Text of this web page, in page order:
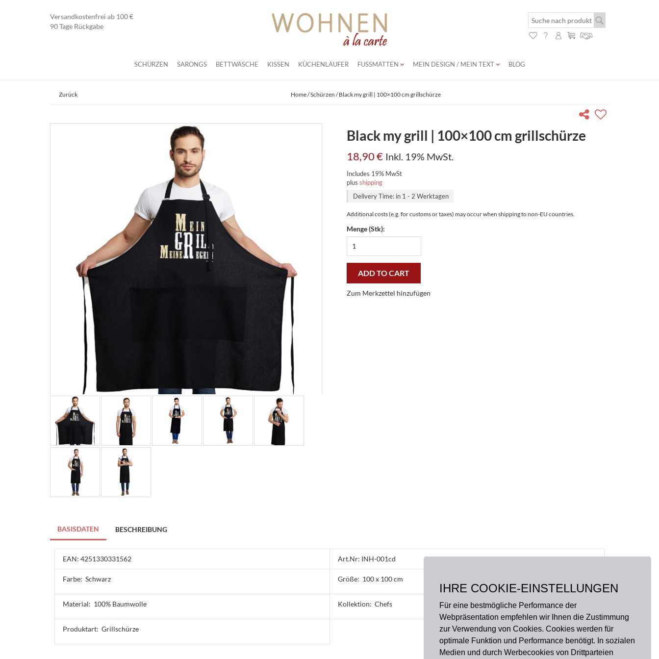
IHRE COOKIE-EINSTELLUNGEN
Für eine bestmögliche Performance der
Webpräsentation empfehlen wir Ihnen die Zustimmung
zur Verwendung von Cookies. Cookies werden für
optimale Funktion und Performance benötigt. In sozialen
Medien und durch Werbecookies von Drittparteien
Versandkostenfrei ab 100 €
90 Tage Rückgabe
SCHÜRZEN SARONGS BETTWÄSCHE KISSEN KÜCHENLÄUFER FUSSMATTEN MEIN DESIGN / MEIN TEXT BLOG
Zurück Home/Schürzen / Black my grill | 100×100 cm grillschürze
Black my grill | 100×100 cm grillschürze
18,90€ Inkl. 19% MwSt.
Includes 19% MwSt
plus shipping
Delivery Time: in 1 - 2 Werktagen
Additional costs (e.g. for customs or taxes) may occur when shipping to non-EU countries.
Menge (Stk):
my
cm
ADD TO CART
Zum Merkzettel hinzufügen
BASISDATEN BESCHREIBUNG
EAN: 4251330331562 Art.Nr: INH-001cd
Farbe: Schwarz Größe: 100 x 100 cm
Material: 100% Baumwolle Kollektion: Chefs
Produktart: Grillschürze